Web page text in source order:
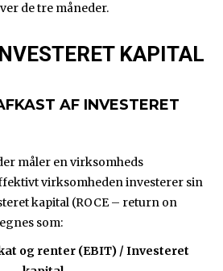
de tre måneder.
KAPITAL
AF INVESTERET
måler en virksomheds
virksomheden investerer sin
kapital (ROCE – return on
som:
og renter (EBIT) / Investeret